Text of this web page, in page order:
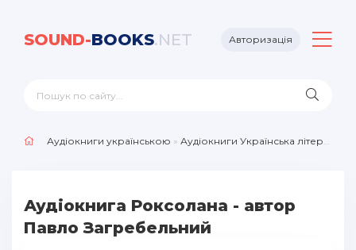
SOUND-BOOKS.NET Авторизація
Аудіокниги українською » Аудіокниги Українська література
Аудіокнига Роксолана - автор
Павло Загребельний